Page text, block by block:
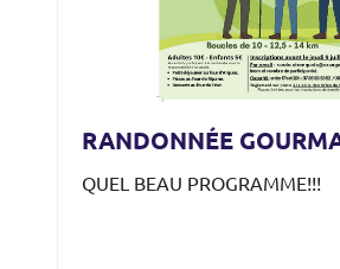
RANDONNÉE
QUEL BEAU PROGRAMME!!!